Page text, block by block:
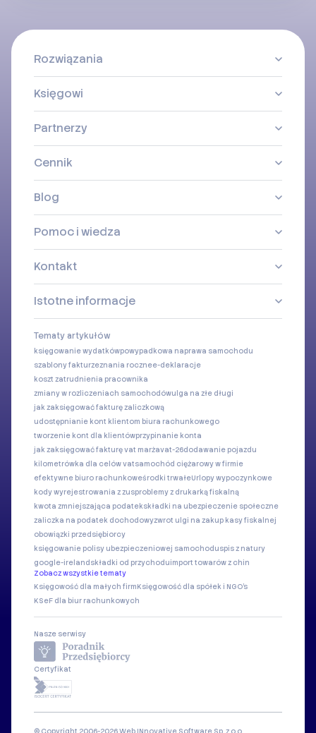
Rozwiązania
Księgowi
Partnerzy
Cennik
Blog
Pomoc i wiedza
Kontakt
Istotne informacje
Tematy artykułów
księgowanie wydatkówpowypadkowa naprawa samochodu
szablony fakturzeznania rocznee-deklaracje
koszt zatrudnienia pracownika
zmiany w rozliczeniach samochodówulga na złe długi
jak zaksięgować fakturę zaliczkową
udostępnianie kont klientom biura rachunkowego
tworzenie kont dla klientówprzypinanie konta
jak zaksięgować fakturę vat marżavat-26dodawanie pojazdu
kilometrówka dla celów vatsamochód ciężarowy w firmie
efektywne biuro rachunkoweśrodki trwałeUrlopy wypoczynkowe
kody wyrejestrowania z zusproblemy z drukarką fiskalną
kwota zmniejszająca podatekskładki na ubezpieczenie społeczne
zaliczka na podatek dochodowyzwrot ulgi na zakup kasy fiskalnej
obowiązki przedsiębiorcy
księgowanie polisy ubezpieczeniowej samochoduspis z natury
google-ireland składki od przychoduimport towarów z chin
Zobacz wszystkie tematy
Księgowość dla małych firmKsięgowość dla spółek i NGO's
KSeF dla biur rachunkowych
Nasze serwisy
Certyfikat